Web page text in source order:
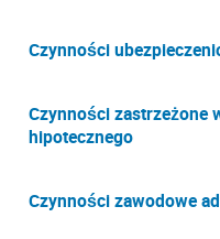
Czynności
Czynności zastrzeżone
hipotecznego
Czynności zawodowe